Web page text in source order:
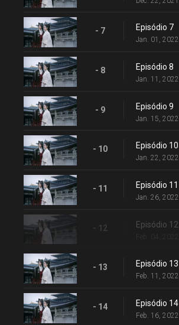
- 7 Episódio 7
Jan. 01, 2022
- 8 Episódio 8
Jan. 11, 2022
- 9 Episódio 9
Jan. 15, 2022
- 10 Episódio 10
Jan. 22, 2022
- 11 Episódio 11
Jan. 26, 2022
- 12 Episódio 12
- 13 Episódio 13
Feb. 11, 2022
- 14 Episódio 14
Feb. 16, 2022